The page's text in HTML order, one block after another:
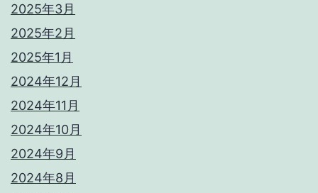
2025年3月
2025年2月
2025年1月
2024年12月
2024年11月
2024年10月
2024年9月
2024年8月